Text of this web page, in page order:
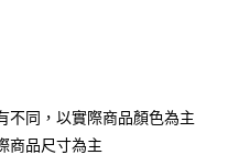
費
運費
同，以實際商品顏色為主
商品尺寸為主